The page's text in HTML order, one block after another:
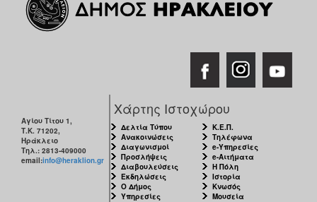
Αγίου Τίτου 1,
Τ.Κ. 71202,
Ηράκλειο
Τηλ.: 2813-409000
email:info@heraklion.gr
Χάρτης Ιστοχώρου
Δελτία Τύπου
Ανακοινώσεις
Διαγωνισμοί
Προσλήψεις
Διαβουλεύσεις
Εκδηλώσεις
Ο Δήμος
Υπηρεσίες
Κ.Ε.Π.
Τηλέφωνα
e-Υπηρεσίες
e-Αιτήματα
Η Πόλη
Ιστορία
Κνωσός
Μουσεία